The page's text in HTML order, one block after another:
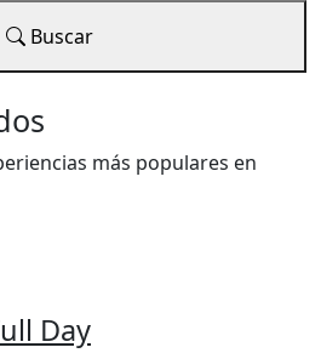
Buscar
más populares en
Day